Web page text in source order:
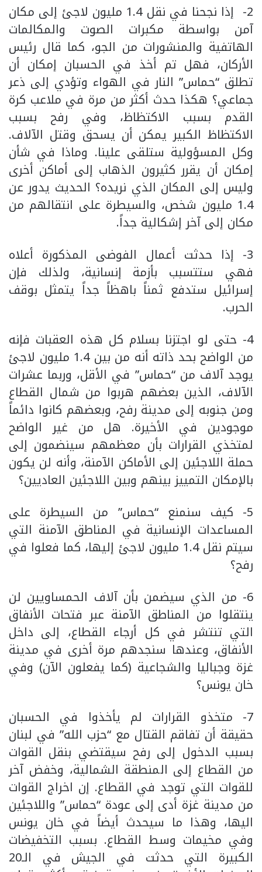
2- إذا نجحنا في نقل 1.4 مليون لاجئ إلى مكان
آمن بواسطة مكبرات الصوت والمكالمات
الهاتفية والمنشورات من الجو، كما قال رئيس
الأركان، فهل تم أخذ في الحسبان إمكان أن
تطلق “حماس” النار في الهواء وتؤدي إلى ذعر
جماعي؟ هكذا حدث أكثر من مرة في ملاعب كرة
القدم بسبب الاكتظاظ، وفي رفح بسبب
الاكتظاظ الكبير يمكن أن يسحق وقتل الآلاف.
وكل المسؤولية ستلقى علينا. وماذا في شأن
إمكان أن يقرر كثيرون الذهاب إلى أماكن أخرى
وليس إلى المكان الذي نريده؟ الحديث يدور عن
1.4 مليون شخص، والسيطرة على انتقالهم من
مكان إلى آخر إشكالية جداً.
3- إذا حدثت أعمال الفوضى المذكورة أعلاه
فهي ستتسبب بأزمة إنسانية، ولذلك فإن
إسرائيل ستدفع ثمناً باهظاً جداً يتمثل بوقف
الحرب.
4- حتى لو اجتزنا بسلام كل هذه العقبات فإنه
من الواضح بحد ذاته أنه من بين 1.4 مليون لاجئ
يوجد آلاف من “حماس” في الأقل، وربما عشرات
الآلاف، الذين بعضهم هربوا من شمال القطاع
ومن جنوبه إلى مدينة رفح، وبعضهم كانوا دائماً
موجودين في الأخيرة. هل من غير الواضح
لمتخذي القرارات بأن معظمهم سينضمون إلى
حملة اللاجئين إلى الأماكن الآمنة، وأنه لن يكون
بالإمكان التمييز بينهم وبين اللاجئين العاديين؟
5- كيف سنمنع “حماس” من السيطرة على
المساعدات الإنسانية في المناطق الآمنة التي
سيتم نقل 1.4 مليون لاجئ إليها، كما فعلوا في
رفح؟
6- من الذي سيضمن بأن آلاف الحمساويين لن
ينتقلوا من المناطق الآمنة عبر فتحات الأنفاق
التي تنتشر في كل أرجاء القطاع، إلى داخل
الأنفاق، وعندها سنجدهم مرة أخرى في مدينة
غزة وجباليا والشجاعية (كما يفعلون الآن) وفي
خان يونس؟
7- متخذو القرارات لم يأخذوا في الحسبان
حقيقة أن تفاقم القتال مع “حزب الله” في لبنان
بسبب الدخول إلى رفح سيقتضي بنقل القوات
من القطاع إلى المنطقة الشمالية، وخفض آخر
للقوات التي توجد في القطاع. إن اخراج القوات
من مدينة غزة أدى إلى عودة “حماس” واللاجئين
اليها، وهذا ما سيحدث أيضاً في خان يونس
وفي مخيمات وسط القطاع. بسبب التخفيضات
الكبيرة التي حدثت في الجيش في الـ20